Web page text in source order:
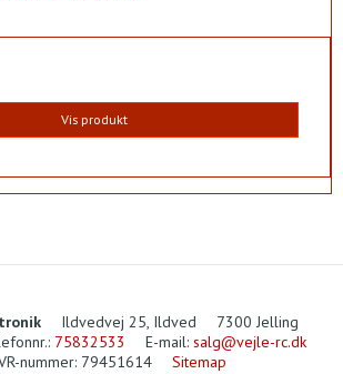
Vis produkt
Ildvedvej 25, Ildved
7300 Jelling
: 75832533 E-mail: salg@vejle-rc.dk
nummer: 79451614 Sitemap